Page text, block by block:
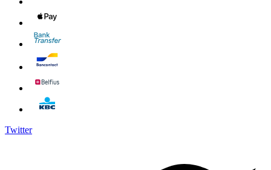
Twitter